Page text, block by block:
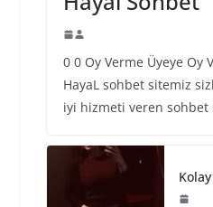
0 0 Oy Verme Üyeye Oy
HayaL sohbet sitemiz
iyi hizmeti veren